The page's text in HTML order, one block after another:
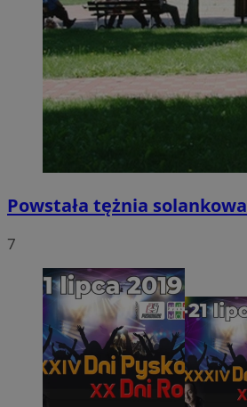
Powstała tężnia solankowa
7